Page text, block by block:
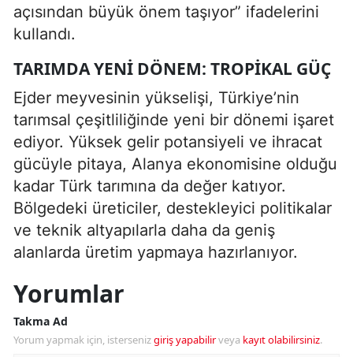
açısından büyük önem taşıyor” ifadelerini
kullandı.
TARIMDA YENI DÖNEM: TROPIKAL GÜÇ
Ejder meyvesinin yükselişi, Türkiye’nin
tarımsal çeşitliliğinde yeni bir dönemi işaret
ediyor. Yüksek gelir potansiyeli ve ihracat
gücüyle pitaya, Alanya ekonomisine olduğu
kadar Türk tarımına da değer katıyor.
Bölgedeki üreticiler, destekleyici politikalar
ve teknik altyapılarla daha da geniş
alanlarda üretim yapmaya hazırlanıyor.
Yorumlar
Takma Ad
Yorum yapmak için, istersenizgiriş yapabilirveya kayıt olabilirsiniz.